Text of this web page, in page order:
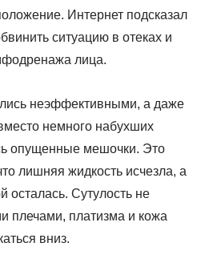
Интернет подсказал
ситуацию в отеках и
лица.
неэффективными, а даже
немного набухших
опущенные мешочки. Это
лишняя жидкость исчезла, а
осталась. Сутулость не
плечами, платизма и кожа
вниз.